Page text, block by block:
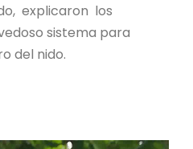
explicaron los
sistema para
del nido.